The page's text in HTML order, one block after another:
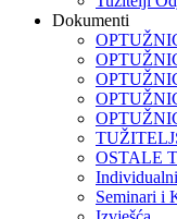
Dokumenti
OSTALE
Seminari i